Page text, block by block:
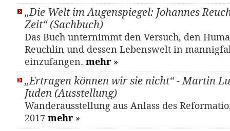
„Die Welt im Augenspiegel: Johannes
Zeit“ (Sachbuch)
Das Buch unternimmt den Versuch, den
Reuchlin und dessen Lebenswelt in
einzufangen. mehr »
„Ertragen können wir sie nicht“ - Martin
Juden (Ausstellung)
Wanderausstellung aus Anlass des
2017 mehr »